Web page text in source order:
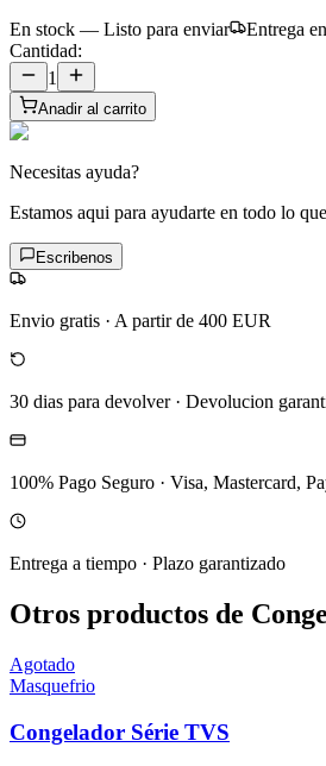
En stock — Listo para enviar
Entrega
Cantidad:
1
Anadir al carrito
Necesitas ayuda?
Estamos aqui para ayudarte en todo lo
Escribenos
Envio gratis · A partir de 400 EUR
30 dias para devolver· Devolucion
100% Pago Seguro · Visa, Mastercard,
Entrega a tiempo · Plazo garantizado
Otros productos de
Agotado
Masquefrio
Congelador Série TVS